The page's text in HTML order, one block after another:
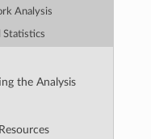
Analysis
Statistics
the Analysis